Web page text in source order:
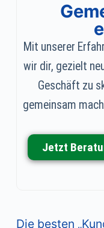
Mit unserer
wir dir, gezielt
Geschäft zu
gemeinsam
Jetzt
Die besten